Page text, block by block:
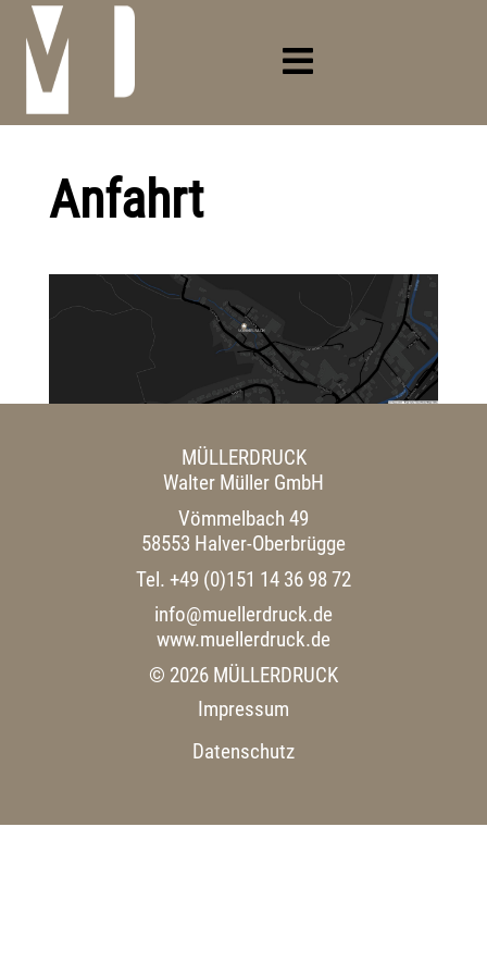
Anfahrt
MÜLLERDRUCK
Walter Müller GmbH
Vömmelbach 49
58553 Halver-Oberbrügge
Tel. +49 (0)151 14 36 98 72
info@muellerdruck.de
www.muellerdruck.de
© 2026 MÜLLERDRUCK
Impressum
Datenschutz